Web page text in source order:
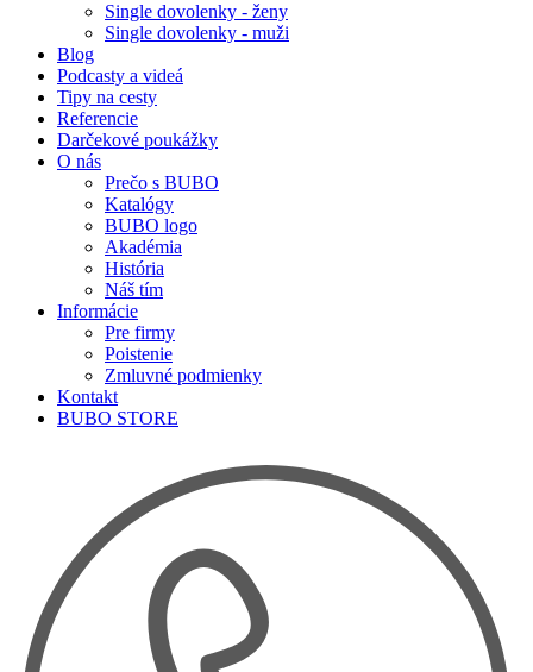
Single dovolenky - ženy
Single dovolenky - muži
Blog
Podcasty a videá
Tipy na cesty
Referencie
Darčekové poukážky
O nás
Prečo s BUBO
Katalógy
BUBO logo
Akadémia
História
Náš tím
Informácie
Pre firmy
Poistenie
Zmluvné podmienky
Kontakt
BUBO STORE